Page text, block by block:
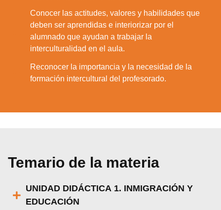
Conocer las actitudes, valores y habilidades que
deben ser aprendidas e interiorizar por el
alumnado que ayudan a trabajar la
interculturalidad en el aula.
Reconocer la importancia y la necesidad de la
formación intercultural del profesorado.
Temario de la materia
UNIDAD DIDÁCTICA 1. INMIGRACIÓN Y
EDUCACIÓN